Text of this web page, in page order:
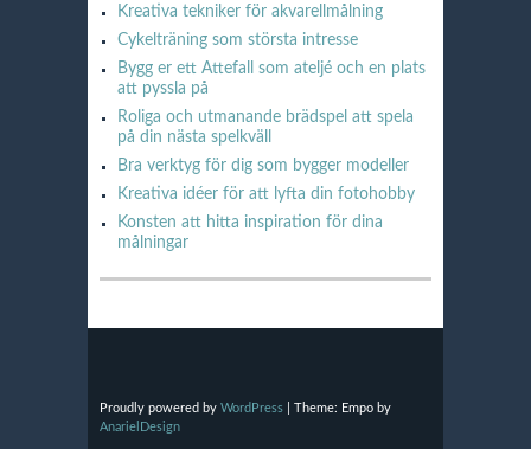
Kreativa tekniker för akvarellmålning
Cykelträning som största intresse
Bygg er ett Attefall som ateljé och en plats
att pyssla på
Roliga och utmanande brädspel att spela
på din nästa spelkväll
Bra verktyg för dig som bygger modeller
Kreativa idéer för att lyfta din fotohobby
Konsten att hitta inspiration för dina
målningar
Proudly powered by WordPress
Theme: Empo by
AnarielDesign